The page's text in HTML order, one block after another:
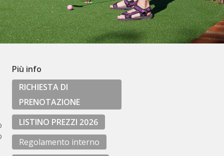
Più info
RICHIESTA DI
PRENOTAZIONE
LISTINO PREZZI 2026
Regolamento interno